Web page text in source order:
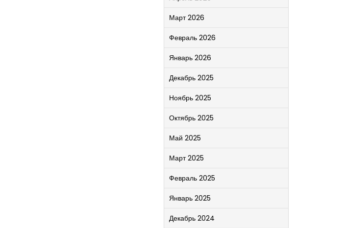
Март 2026
Февраль 2026
Январь 2026
Декабрь 2025
Ноябрь 2025
Октябрь 2025
Май 2025
Март 2025
Февраль 2025
Январь 2025
Декабрь 2024